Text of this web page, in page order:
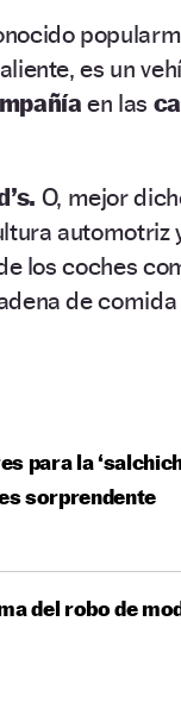
es un
en las
O, mejor
automotriz
los coches
de
para la
sorprendente
del robo de